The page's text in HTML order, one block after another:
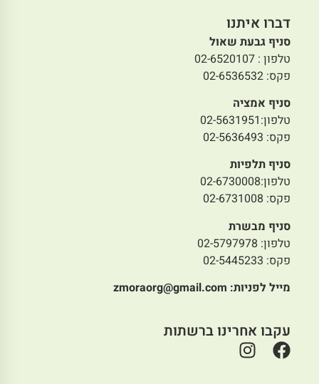
דברו איתנו
סניף גבעת שאול
טלפון : 02-6520107
פקס: 02-6536532
סניף אמציה
טלפון:02-5631951
פקס: 02-5636493
סניף תלפיות
טלפון:02-6730008
פקס: 02-6731008
סניף מבשרת
טלפון: 02-5797978
פקס: 02-5445233
מייל לפניות: zmoraorg@gmail.com
עקבו אחרינו ברשתות